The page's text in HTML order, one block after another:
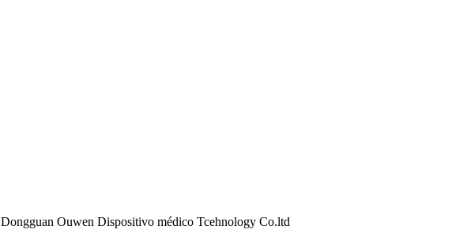
Dongguan Ouwen Dispositivo médico Tcehnology Co.ltd